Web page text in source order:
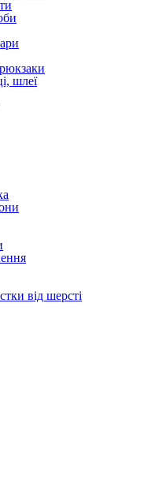
шлеї
від шерсті